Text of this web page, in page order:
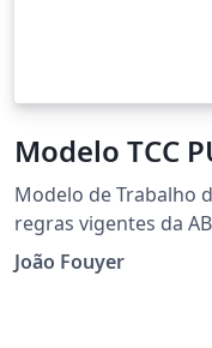
Modelo TCC
Modelo de Trabalho
regras vigentes da
João Fouyer